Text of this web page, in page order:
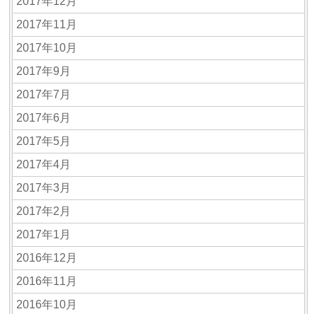
2017年11月
2017年10月
2017年9月
2017年7月
2017年6月
2017年5月
2017年4月
2017年3月
2017年2月
2017年1月
2016年12月
2016年11月
2016年10月